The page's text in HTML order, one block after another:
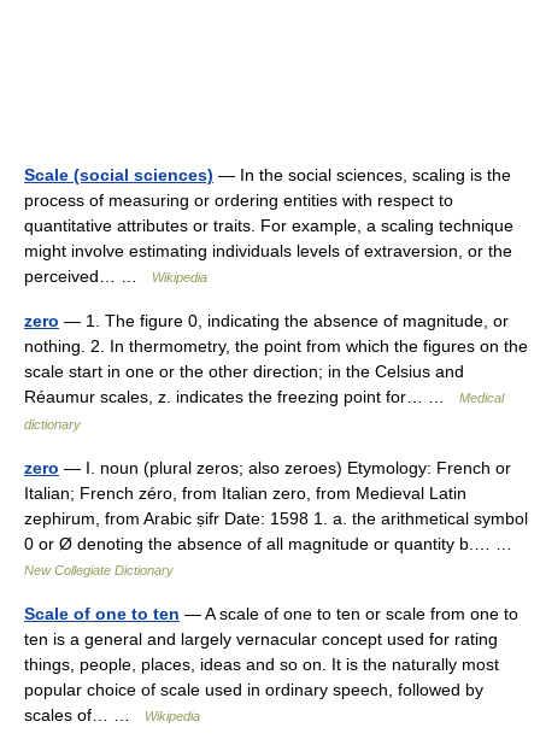
Scale (social sciences) — In the social sciences, scaling is the
process of measuring or ordering entities with respect to
quantitative attributes or traits. For example, a scaling technique
might involve estimating individuals levels of extraversion, or the
perceived… …
Wikipedia
zero — 1. The figure 0, indicating the absence of magnitude, or
nothing. 2. In thermometry, the point from which the figures on the
scale start in one or the other direction; in the Celsius and
Réaumur scales, z. indicates the freezing point for… …
Medical
dictionary
zero — I. noun (plural zeros; also zeroes) Etymology: French or
Italian; French zéro, from Italian zero, from Medieval Latin
zephirum, from Arabic ṣifr Date: 1598 1. a. the arithmetical symbol
0 or Ø denoting the absence of all magnitude or quantity b.… …
New Collegiate Dictionary
Scale of one to ten — A scale of one to ten or scale from one to
ten is a general and largely vernacular concept used for rating
things, people, places, ideas and so on. It is the naturally most
popular choice of scale used in ordinary speech, followed by
scales of… …
Wikipedia